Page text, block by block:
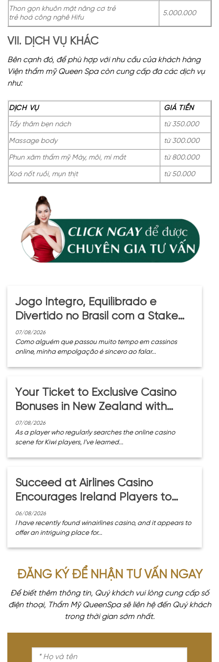
Thon gọn khuôn mặt nâng cơ trẻ
trẻ hoá công nghê Hifu
5.000.000
VII. DỊCH VỤ KHÁC
Bên cạnh đó, để phù hợp với nhu cầu của khách hàng
Viện thẩm mỹ Queen Spa còn cung cấp đa các dịch vụ
như:
DỊCH VỤ GIÁ TIỀN
Tẩy thâm bẹn nách từ 350.000
Massage body từ 300.000
Phun xăm thẩm mỹ Mày, môi, mí mắt từ 800.000
Xoá nốt ruồi, mụn thịt từ 50.000
Jogo Íntegro, Equilibrado e
Divertido no Brasil com a Stake
Casino
07/08/2026
Como alguém que passou muito tempo em cassinos
online, minha empolgação é sincero ao falar...
Your Ticket to Exclusive Casino
Bonuses in New Zealand with
GGBet Casino
07/08/2026
As a player who regularly searches the online casino
scene for Kiwi players, I’ve learned...
Succeed at Airlines Casino
Encourages Ireland Players to
Participate in Gaming and Enjoy
Successes
06/08/2026
I have recently found winairlines casino, and it appears to
offer an intriguing place for...
ĐĂNG KÝ ĐỂ NHẬN TƯ VẤN NGAY
Để biết thêm thông tin, Quý khách vui lòng cung cấp số
điện thoại, Thẩm Mỹ QueenSpa sẽ liên hệ đến Quý khách
trong thời gian sớm nhất.